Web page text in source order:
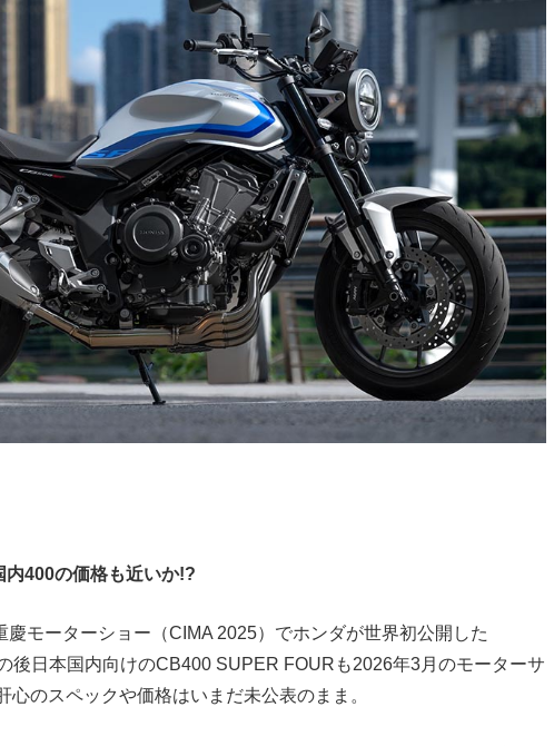
400の価格も近いか!?
モーターショー（CIMA 2025）でホンダが世界初公開した
後日本国内向けのCB400 SUPER FOURも2026年3月のモーターサ
のスペックや価格はいまだ未公表のまま。